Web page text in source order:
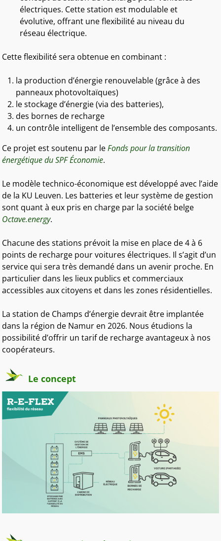
électriques. Cette station est modulable et
évolutive, offrant une flexibilité au niveau du
réseau électrique.
Cette flexibilité sera obtenue en combinant :
la production d’énergie renouvelable (grâce à des
panneaux photovoltaïques)
le stockage d’énergie (via des batteries),
des bornes de recharge
un contrôle intelligent de l’ensemble des composants.
Ce projet est soutenu par leFonds pour la transition
énergétique du SPF Économie.
Le modèle technico-économique est développé avec l’aide
de la KU Leuven. Les batteries et leur système de gestion
sont quant à eux pris en charge par la société belge
Octave.energy.
Chacune des stations prévoit la mise en place de 4 à 6
points de recharge pour voitures électriques. Il s’agit d’un
service qui sera très demandé dans un avenir proche. En
particulier dans les lieux publics et commerciaux
accessibles aux citoyens et dans les zones résidentielles.
La station de Champs d’énergie devrait être implantée
dans la région de Namur en 2026. Nous étudions la
possibilité d’offrir un tarif de recharge avantageux à nos
coopérateurs.
Le concept